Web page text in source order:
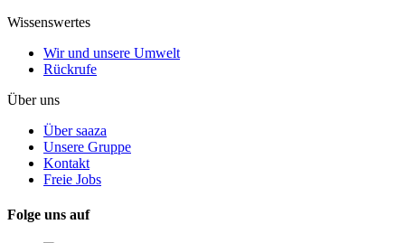
Wissenswertes
Wir und unsere Umwelt
Rückrufe
Über uns
Über saaza
Unsere Gruppe
Kontakt
Freie Jobs
Folge uns auf